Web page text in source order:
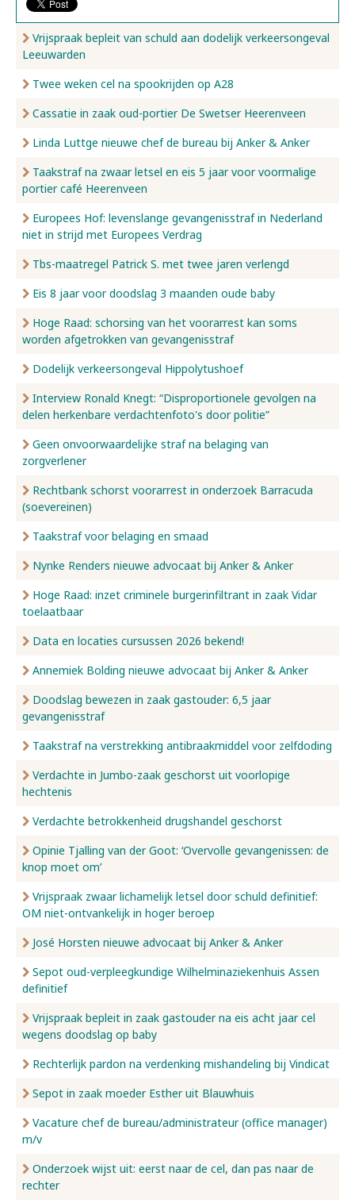
Vrijspraak bepleit van schuld aan dodelijk verkeersongeval
Leeuwarden
Twee weken cel na spookrijden op A28
Cassatie in zaak oud-portier De Swetser Heerenveen
Linda Luttge nieuwe chef de bureau bij Anker & Anker
Taakstraf na zwaar letsel en eis 5 jaar voor voormalige
portier café Heerenveen
Europees Hof: levenslange gevangenisstraf in Nederland
niet in strijd met Europees Verdrag
Tbs-maatregel Patrick S. met twee jaren verlengd
Eis 8 jaar voor doodslag 3 maanden oude baby
Hoge Raad: schorsing van het voorarrest kan soms
worden afgetrokken van gevangenisstraf
Dodelijk verkeersongeval Hippolytushoef
Interview Ronald Knegt: “Disproportionele gevolgen na
delen herkenbare verdachtenfoto's door politie”
Geen onvoorwaardelijke straf na belaging van
zorgverlener
Rechtbank schorst voorarrest in onderzoek Barracuda
(soevereinen)
Taakstraf voor belaging en smaad
Nynke Renders nieuwe advocaat bij Anker & Anker
Hoge Raad: inzet criminele burgerinfiltrant in zaak Vidar
toelaatbaar
Data en locaties cursussen 2026 bekend!
Annemiek Bolding nieuwe advocaat bij Anker & Anker
Doodslag bewezen in zaak gastouder: 6,5 jaar
gevangenisstraf
Taakstraf na verstrekking antibraakmiddel voor zelfdoding
Verdachte in Jumbo-zaak geschorst uit voorlopige
hechtenis
Verdachte betrokkenheid drugshandel geschorst
Opinie Tjalling van der Goot: ‘Overvolle gevangenissen: de
knop moet om’
Vrijspraak zwaar lichamelijk letsel door schuld definitief:
OM niet-ontvankelijk in hoger beroep
José Horsten nieuwe advocaat bij Anker & Anker
Sepot oud-verpleegkundige Wilhelminaziekenhuis Assen
definitief
Vrijspraak bepleit in zaak gastouder na eis acht jaar cel
wegens doodslag op baby
Rechterlijk pardon na verdenking mishandeling bij Vindicat
Sepot in zaak moeder Esther uit Blauwhuis
Vacature chef de bureau/administrateur (office manager)
m/v
Onderzoek wijst uit: eerst naar de cel, dan pas naar de
rechter